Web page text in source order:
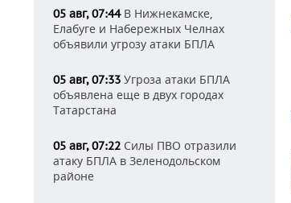
05 авг, 07:44В Нижнекамске,
Елабуге и Набережных Челнах
объявили угрозу атаки БПЛА
05 авг, 07:33 Угроза атаки БПЛА
объявлена еще в двух городах
Татарстана
05 авг, 07:22 Силы ПВО отразили
атаку БПЛА в Зеленодольском
районе